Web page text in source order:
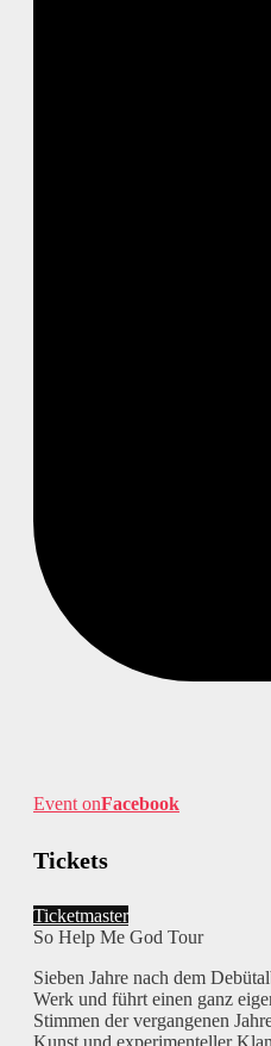
Event onFacebook
Tickets
Ticketmaster
So Help Me God Tour
Sieben Jahre nach dem
Werk und führt einen ganz
Stimmen der vergangenen